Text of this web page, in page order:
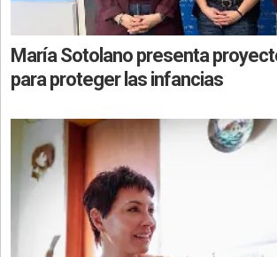
María Sotolano presenta
para proteger las infancias